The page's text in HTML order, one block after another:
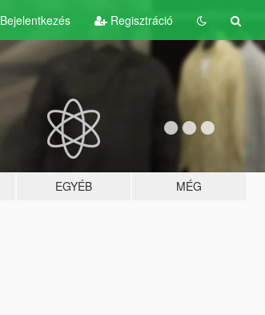
Bejelentkezés Regisztráció
EGYÉB MÉG